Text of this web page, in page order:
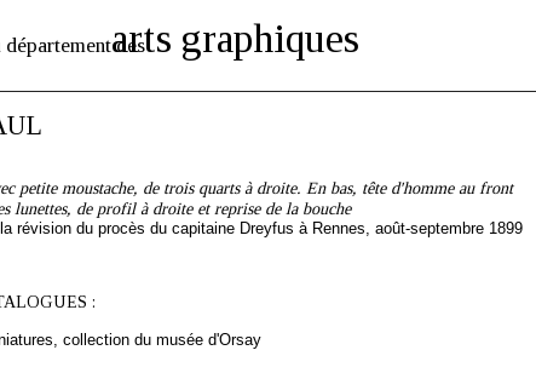
des
arts graphiques
petite moustache, de trois quarts à droite. En bas, tête d'homme au front
lunettes, de profil à droite et reprise de la bouche
révision du procès du capitaine Dreyfus à Rennes, août-septembre 1899
:
collection du musée d'Orsay